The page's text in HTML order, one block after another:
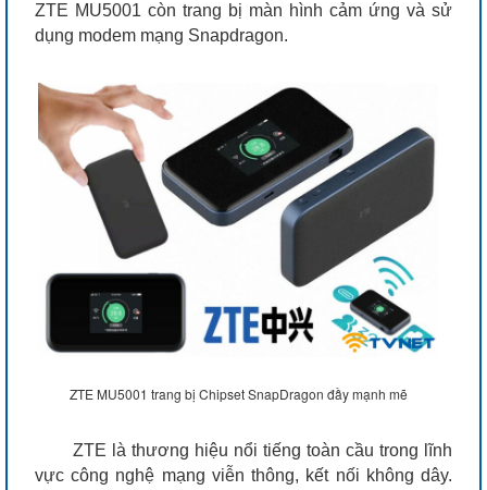
ZTE MU5001 còn trang bị màn hình cảm ứng và sử
dụng modem mạng Snapdragon.
ZTE MU5001 trang bị Chipset SnapDragon đầy mạnh mẽ
ZTE là thương hiệu nổi tiếng toàn cầu trong lĩnh
vực công nghệ mạng viễn thông, kết nối không dây.